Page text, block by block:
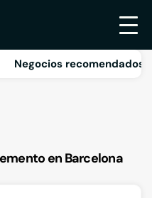
Negocios recomendados
en Barcelona